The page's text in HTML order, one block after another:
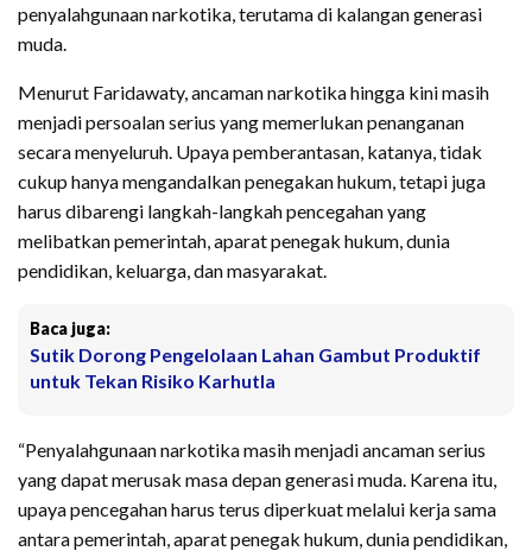
penyalahgunaan narkotika, terutama di kalangan generasi
muda.
Menurut Faridawaty, ancaman narkotika hingga kini masih
menjadi persoalan serius yang memerlukan penanganan
secara menyeluruh. Upaya pemberantasan, katanya, tidak
cukup hanya mengandalkan penegakan hukum, tetapi juga
harus dibarengi langkah-langkah pencegahan yang
melibatkan pemerintah, aparat penegak hukum, dunia
pendidikan, keluarga, dan masyarakat.
Baca juga:
Sutik Dorong Pengelolaan Lahan Gambut Produktif
untuk Tekan Risiko Karhutla
“Penyalahgunaan narkotika masih menjadi ancaman serius
yang dapat merusak masa depan generasi muda. Karena itu,
upaya pencegahan harus terus diperkuat melalui kerja sama
antara pemerintah, aparat penegak hukum, dunia pendidikan,